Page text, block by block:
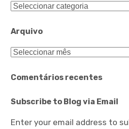
Categorias
Arquivo
Arquivo
Comentários recentes
Subscribe to Blog via Email
Enter your email address to